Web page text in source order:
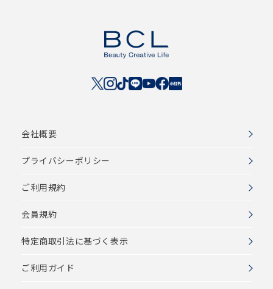
会社概要
プライバシーポリシー
ご利用規約
会員規約
特定商取引法に基づく表示
ご利用ガイド